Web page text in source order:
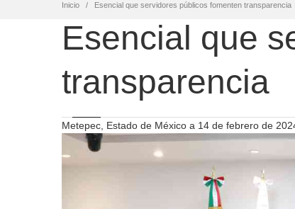
Inicio Esencial que servidores públicos fomenten transparencia
Esencial que
transparencia
Metepec, Estado de México a 14 de febrero de